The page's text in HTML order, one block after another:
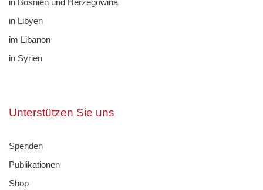
in Bosnien und Herzegowina
in Libyen
im Libanon
in Syrien
Unterstützen Sie uns
Spenden
Publikationen
Shop